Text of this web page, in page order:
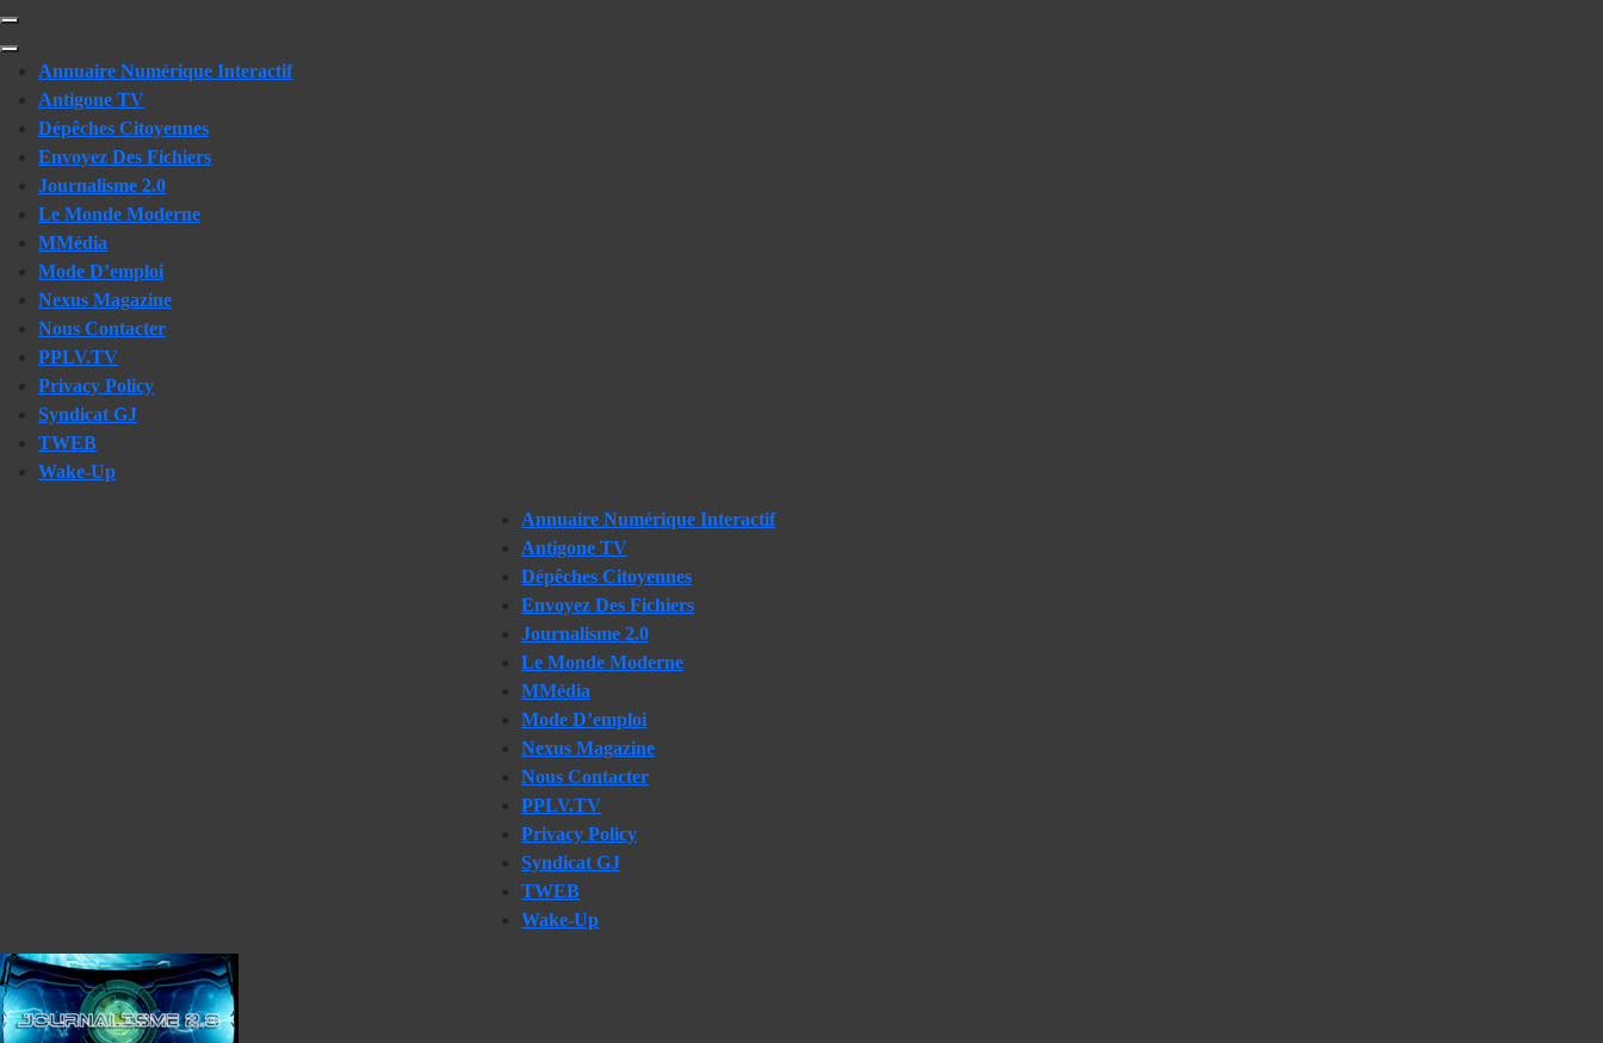
Skip
to
content
(Press
Enter)
Annuaire Numérique Interactif
Antigone TV
Dépêches Citoyennes
Envoyez Des Fichiers
Journalisme 2.0
Le Monde Moderne
MMédia
Mode D’emploi
Nexus Magazine
Nous Contacter
PPLV.TV
Privacy Policy
Syndicat GJ
TWEB
Wake-Up
Annuaire Numérique Interactif
Antigone TV
Dépêches Citoyennes
Envoyez Des Fichiers
Journalisme 2.0
Le Monde Moderne
MMédia
Mode D’emploi
Nexus Magazine
Nous Contacter
PPLV.TV
Privacy Policy
Syndicat GJ
TWEB
Wake-Up